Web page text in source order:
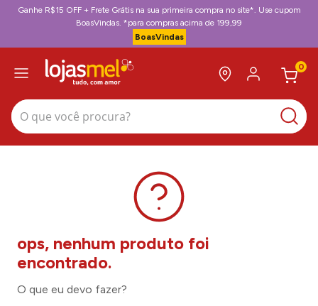
Ganhe R$15 OFF + Frete Grátis na sua primeira compra no site*. Use cupom
BoasVindas. *para compras acima de 199,99
BoasVindas
0
O que você procura?
O que eu devo fazer?